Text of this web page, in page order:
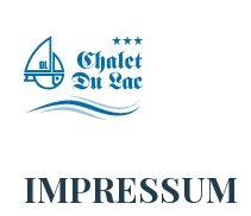
Inhalt
springen
IMPRESSUM